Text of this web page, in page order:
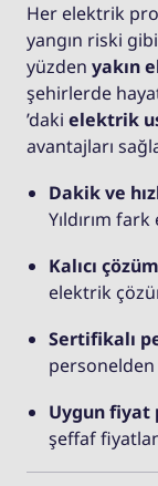
Her elektrik
yangın riski
yüzden yakın
şehirlerde hayat
’daki elektrik
avantajları
Dakik ve
Yıldırım
Kalıcı
elektrik
Sertifikalı
personelden
Uygun fiyat
şeffaf